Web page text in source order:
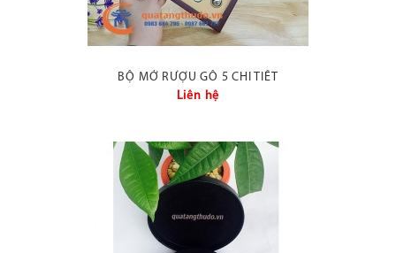
BỘ MỞ RƯỢU GỖ 5 CHI TIẾT
Liên hệ